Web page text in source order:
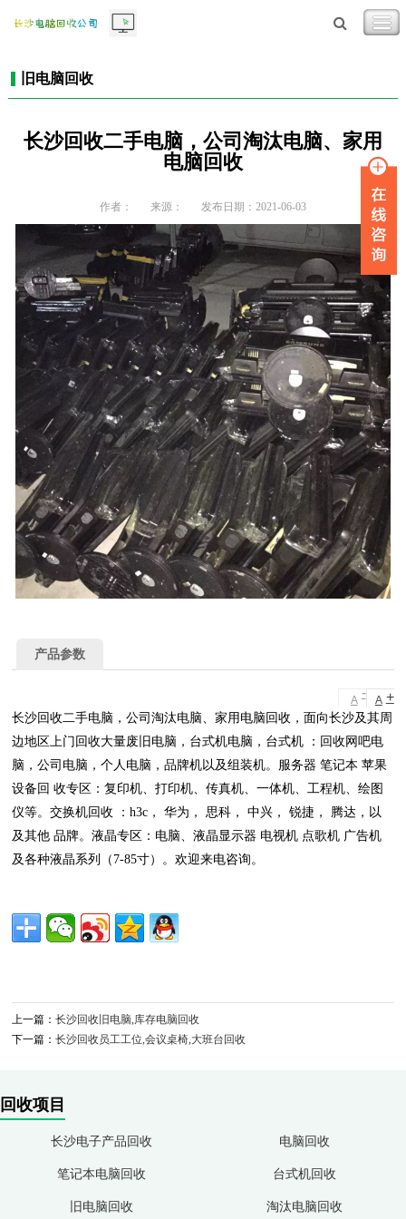
旧电脑回收
长沙回收二手电脑，公司淘汰电脑、家用
电脑回收
作者： 来源： 发布日期：2021-06-03
产品参数
A - A +
长沙回收二手电脑，公司淘汰电脑、家用电脑回收，面向长沙及其周
边地区上门回收大量废旧电脑，台式机电脑，台式机 ：回收网吧电
脑，公司电脑，个人电脑，品牌机以及组装机。服务器 笔记本 苹果
设备回 收专区：复印机、打印机、传真机、一体机、工程机、绘图
仪等。交换机回收 ：h3c， 华为， 思科， 中兴， 锐捷， 腾达，以
及其他 品牌。液晶专区：电脑、液晶显示器 电视机 点歌机 广告机
及各种液晶系列（7-85寸）。欢迎来电咨询。
上一篇：长沙回收旧电脑,库存电脑回收
下一篇：长沙回收员工工位,会议桌椅,大班台回收
回收项目
长沙电子产品回收 电脑回收
笔记本电脑回收 台式机回收
旧电脑回收 淘汰电脑回收